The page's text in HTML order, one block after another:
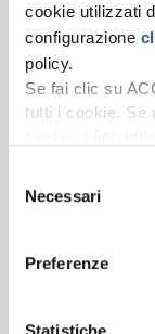
cookie utilizzati
configurazione
policy.
Se fai clic su
tutti i cookie. Se
desideri
delNecessari
Preferenze
Scopri un